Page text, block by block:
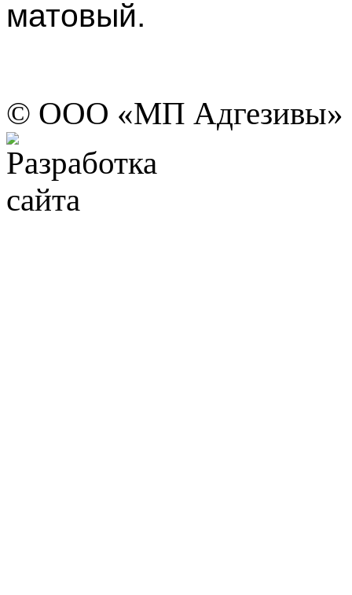
матовый.
© ООО «МП Адгезивы»